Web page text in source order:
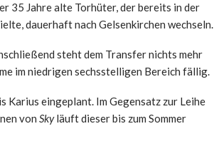
35 Jahre alte Torhüter, der bereits in der
dauerhaft nach Gelsenkirchen wechseln.
steht dem Transfer nichts mehr
im niedrigen sechsstelligen Bereich fällig.
Karius eingeplant. Im Gegensatz zur Leihe
von Skyläuft dieser bis zum Sommer